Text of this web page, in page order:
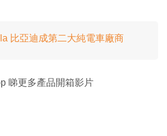
比亞迪成第二大純電車廠商
睇更多產品開箱影片